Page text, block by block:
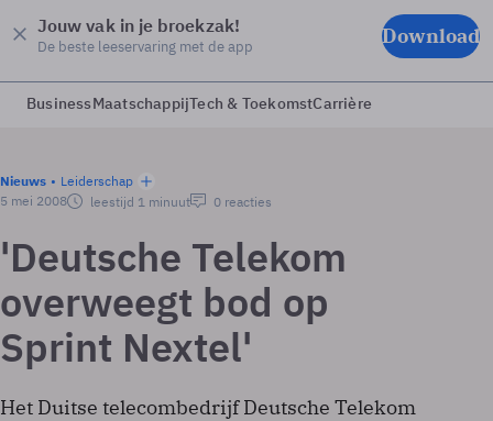
Jouw vak in je broekzak!
De beste leeservaring met de app Download
BusinessMaatschappijTech & ToekomstCarrière
Nieuws
Leiderschap
5 mei 2008
leestijd 1 minuut 0 reacties
'Deutsche Telekom
overweegt bod op
Sprint Nextel'
Het Duitse telecombedrijf Deutsche Telekom